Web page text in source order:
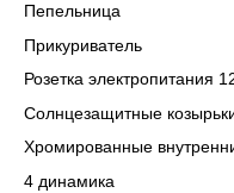
Пепельница
Прикуриватель
Розетка электропитания
Солнцезащитные
Хромированные
4 динамика